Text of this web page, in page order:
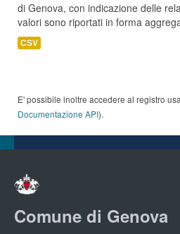
di Genova, con indicazione delle
valori sono riportati in forma
CSV
E' possibile inoltre accedere al registro
Documentazione API).
Comune di Genova